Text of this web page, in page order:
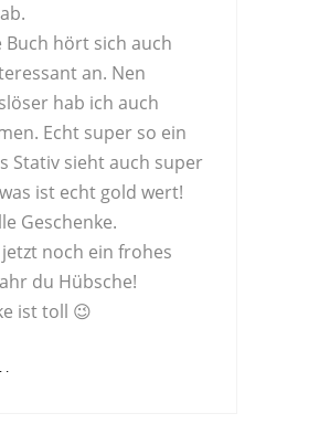
Buch hört sich auch
an. Nen
hab ich auch
Echt super so ein
Stativ sieht auch super
ist echt gold wert!
Geschenke.
noch ein frohes
du Hübsche!
ist toll 😉